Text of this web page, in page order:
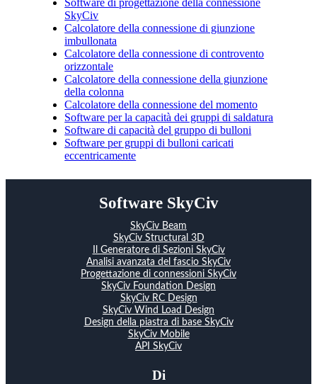
SkyCiv
Calcolatore della connessione di giunzione
imbullonata
Calcolatore della connessione di controvento
orizzontale
Calcolatore della connessione della giunzione
della colonna
Calcolatore della connessione del momento
Software per la capacità dei gruppi di saldatura
Software di capacità del gruppo di bulloni
Software per gruppi di bulloni caricati
eccentricamente
Software SkyCiv
SkyCiv Beam
SkyCiv Structural 3D
Il Generatore di Sezioni SkyCiv
Analisi avanzata del fascio SkyCiv
Progettazione di connessioni SkyCiv
SkyCiv Foundation Design
SkyCiv RC Design
SkyCiv Wind Load Design
Design della piastra di base SkyCiv
SkyCiv Mobile
API SkyCiv
Di